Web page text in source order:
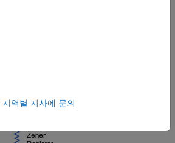
템
지역별 지사에 문의